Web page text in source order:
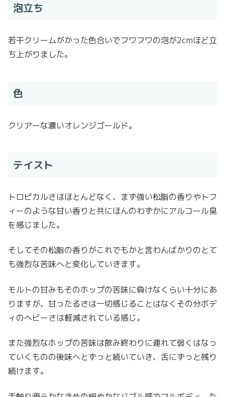
泡立ち
若干クリームがかった色合いでフワフワの泡が2cmほど立
ち上がりました。
色
クリアーな濃いオレンジゴールド。
テイスト
トロピカルさはほとんどなく、まず強い松脂の香りやトフ
ィーのような甘い香りと共にほんのわずかにアルコール臭
を感じました。
そしてその松脂の香りがこれでもかと言わんばかりのとて
も強烈な苦味へと変化していきます。
モルトの甘みもそのホップの苦味に負けなくらい十分にあ
りますが、甘ったるさは一切感じることはなくその分ボデ
ィのヘビーさは軽減されている感じ。
また強烈なホップの苦味は飲み終わりに連れて弱くはなっ
ていくものの後味へとずっと続いていき、舌にずっと残り
続けます。